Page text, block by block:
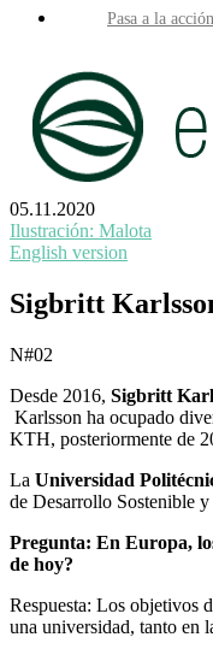
Pasa a la acción
05.11.2020
Ilustración: Malota
English version
Sigbritt
N#02
Desde 2016, Sigbritt
Karlsson ha ocupado
KTH, posteriormente de
La Universidad
de Desarrollo Sostenible
Pregunta: En Europa,
de hoy?
Respuesta: Los objetivos
una universidad, tanto en